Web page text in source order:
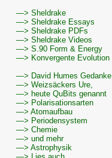
—> Sheldrake
—> Sheldrake Essays
—> Sheldrake PDFs
—> Sheldrake Videos
—> S.90 Form & Energy
—> Konvergente Evolution
—> David Humes Gedanke
—> Weizsäckers Ure,
—> heute QuBits genannt
—> Polarisationsarten
—> Atomaufbau
—> Periodensystem
—> Chemie
—> und mehr
—> Astrophysik